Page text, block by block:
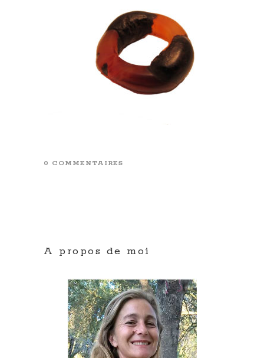
0 COMMENTAIRES
A propos de moi